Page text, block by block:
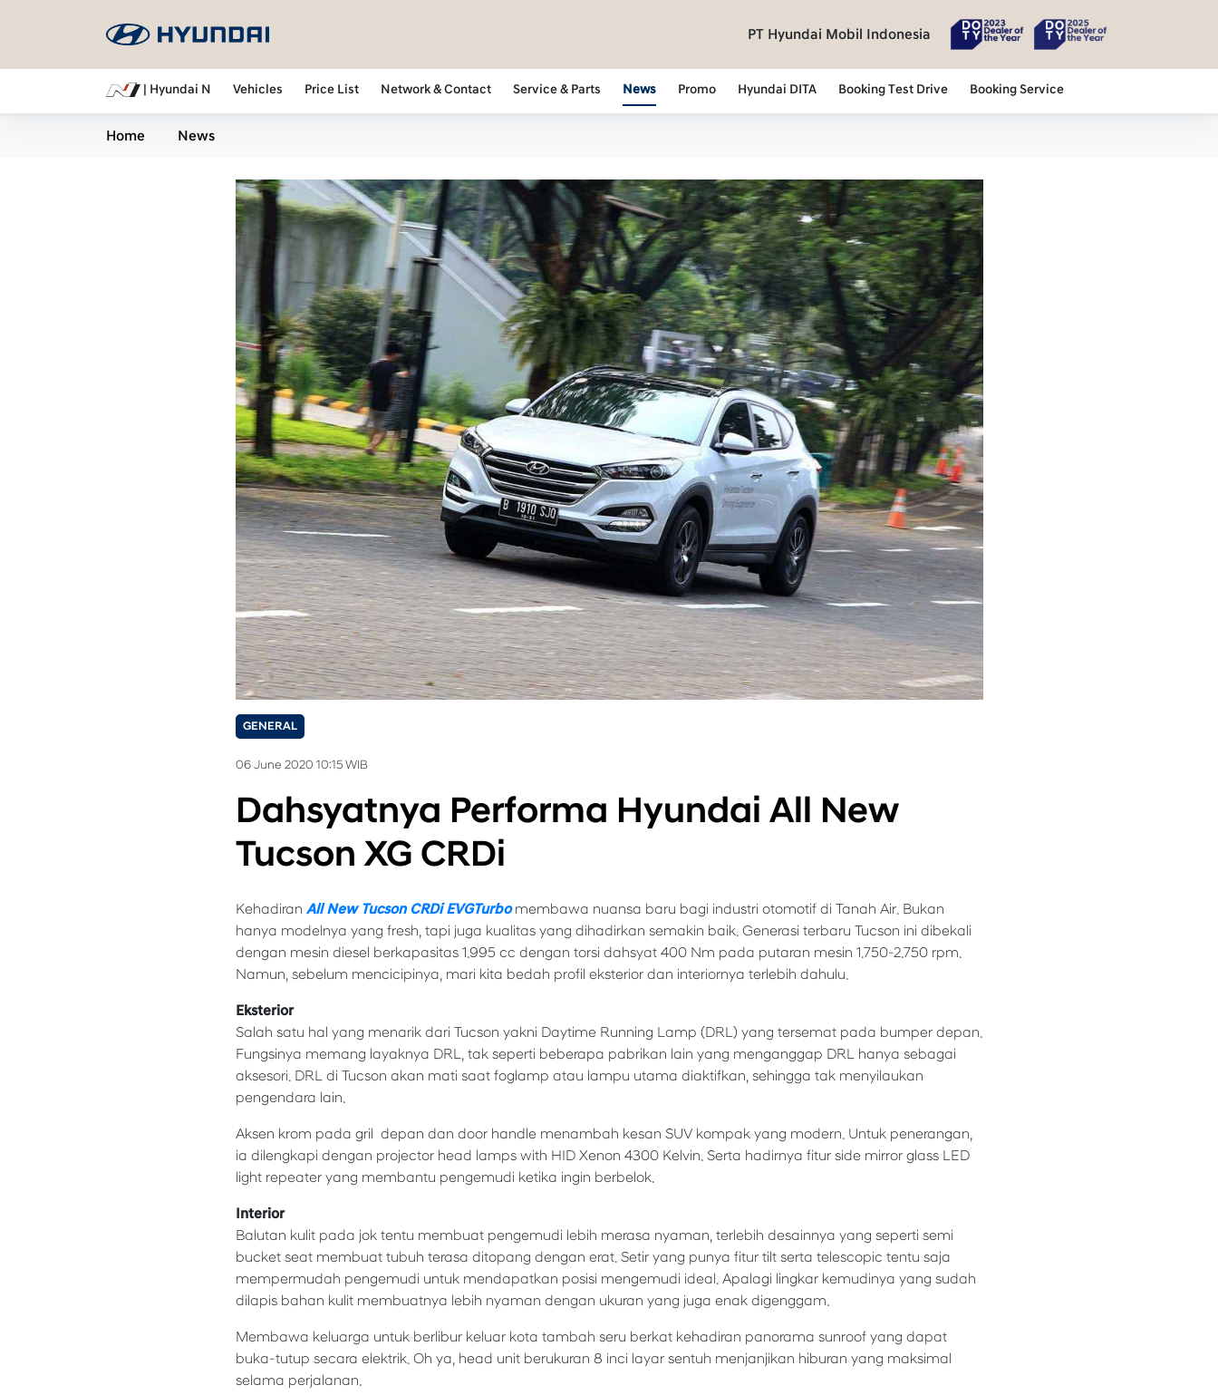
PT Hyundai Mobil Indonesia
| Hyundai N Vehicles Price List Network & Contact Service & Parts News Promo Hyundai DITA Booking Test Drive Booking Service
Home News
GENERAL
06 June 2020 10:15 WIB
Dahsyatnya Performa Hyundai All New
Tucson XG CRDi
Kehadiran All New Tucson CRDi EVGTurbomembawa nuansa baru bagi industri otomotif di Tanah Air. Bukan
hanya modelnya yang fresh, tapi juga kualitas yang dihadirkan semakin baik. Generasi terbaru Tucson ini dibekali
dengan mesin diesel berkapasitas 1.995 cc dengan torsi dahsyat 400 Nm pada putaran mesin 1.750-2.750 rpm.
Namun, sebelum mencicipinya, mari kita bedah profil eksterior dan interiornya terlebih dahulu.
Eksterior
Salah satu hal yang menarik dari Tucson yakni Daytime Running Lamp (DRL) yang tersemat pada bumper depan.
Fungsinya memang layaknya DRL, tak seperti beberapa pabrikan lain yang menganggap DRL hanya sebagai
aksesori. DRL di Tucson akan mati saat foglamp atau lampu utama diaktifkan, sehingga tak menyilaukan
pengendara lain.
Aksen krom pada gril depan dan door handle menambah kesan SUV kompak yang modern. Untuk penerangan,
ia dilengkapi dengan projector head lamps with HID Xenon 4300 Kelvin. Serta hadirnya fitur side mirror glass LED
light repeater yang membantu pengemudi ketika ingin berbelok.
Interior
Balutan kulit pada jok tentu membuat pengemudi lebih merasa nyaman, terlebih desainnya yang seperti semi
bucket seat membuat tubuh terasa ditopang dengan erat. Setir yang punya fitur tilt serta telescopic tentu saja
mempermudah pengemudi untuk mendapatkan posisi mengemudi ideal. Apalagi lingkar kemudinya yang sudah
dilapis bahan kulit membuatnya lebih nyaman dengan ukuran yang juga enak digenggam.
Membawa keluarga untuk berlibur keluar kota tambah seru berkat kehadiran panorama sunroof yang dapat
buka-tutup secara elektrik. Oh ya, head unit berukuran 8 inci layar sentuh menjanjikan hiburan yang maksimal
selama perjalanan.